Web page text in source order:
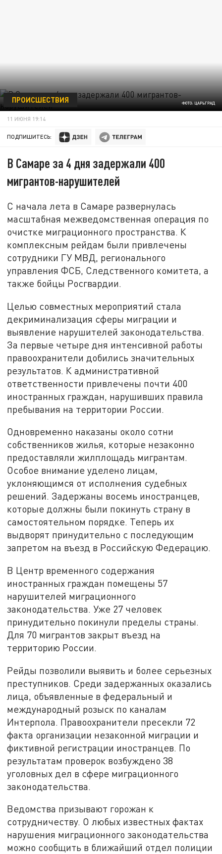
ФОТО: ЦАРЬГРАД
ПРОИСШЕСТВИЯ
11 ИЮНЯ 19:14
ПОДПИШИТЕСЬ:
В Самаре за 4 дня задержали 400
мигрантов-нарушителей
С начала лета в Самаре развернулась
масштабная межведомственная операция по
очистке миграционного пространства. К
комплексным рейдам были привлечены
сотрудники ГУ МВД, регионального
управления ФСБ, Следственного комитета, а
также бойцы Росгвардии.
Целью совместных мероприятий стала
декриминализация сферы миграции и
выявление нарушителей законодательства.
За первые четыре дня интенсивной работы
правоохранители добились значительных
результатов. К административной
ответственности привлечены почти 400
иностранных граждан, нарушивших правила
пребывания на территории России.
Одновременно наказаны около сотни
собственников жилья, которые незаконно
предоставляли жилплощадь мигрантам.
Особое внимание уделено лицам,
уклоняющимся от исполнения судебных
решений. Задержаны восемь иностранцев,
которые должны были покинуть страну в
самостоятельном порядке. Теперь их
выдворят принудительно с последующим
запретом на въезд в Российскую Федерацию.
В Центр временного содержания
иностранных граждан помещены 57
нарушителей миграционного
законодательства. Уже 27 человек
принудительно покинули пределы страны.
Для 70 мигрантов закрыт въезд на
территорию России.
Рейды позволили выявить и более серьезных
преступников. Среди задержанных оказались
лица, объявленные в федеральный и
международный розыск по каналам
Интерпола. Правоохранители пресекли 72
факта организации незаконной миграции и
фиктивной регистрации иностранцев. По
результатам проверок возбуждено 38
уголовных дел в сфере миграционного
законодательства.
Ведомства призывают горожан к
сотрудничеству. О любых известных фактах
нарушения миграционного законодательства
можно сообщить в ближайший отдел полиции